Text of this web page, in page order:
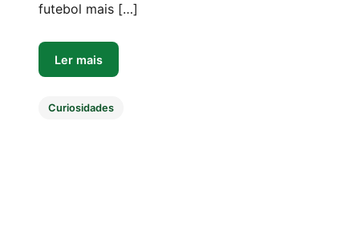
futebol mais […]
Ler mais
Curiosidades